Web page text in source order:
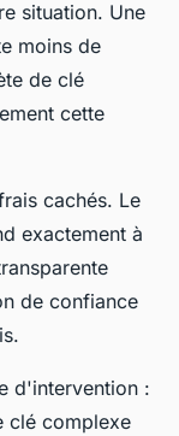
situation. Une
moins de
de clé
cette
cachés. Le
exactement à
de confiance
d'intervention :
clé complexe